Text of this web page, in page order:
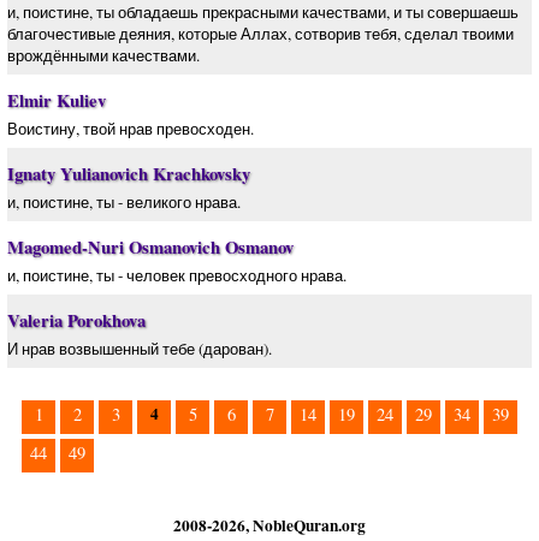
и, поистине, ты обладаешь прекрасными качествами, и ты совершаешь
благочестивые деяния, которые Аллах, сотворив тебя, сделал твоими
врождёнными качествами.
Elmir Kuliev
Воистину, твой нрав превосходен.
Ignaty Yulianovich Krachkovsky
и, поистине, ты - великого нрава.
Magomed-Nuri Osmanovich Osmanov
и, поистине, ты - человек превосходного нрава.
Valeria Porokhova
И нрав возвышенный тебе (дарован).
1 2 3 4 5 6 7 14 19 24 29 34
39
44
49
2008-2026, NobleQuran.org